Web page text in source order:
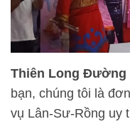
Thiên Long Đường
bạn, chúng tôi là
vụ Lân-Sư-Rồng uy